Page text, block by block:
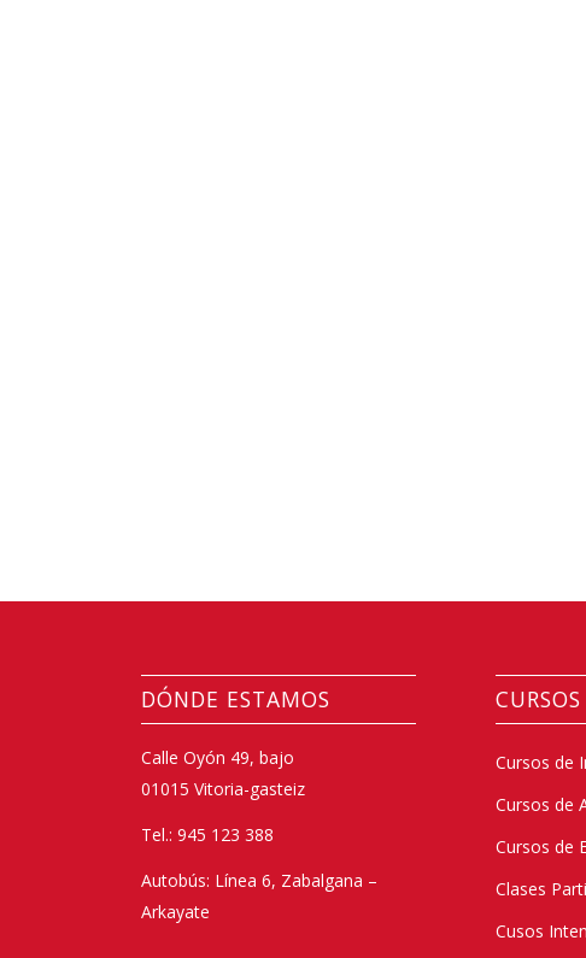
DÓNDE ESTAMOS
Calle Oyón 49, bajo
01015 Vitoria-gasteiz
Tel.: 945 123 388
Autobús: Línea 6, Zabalgana –
Arkayate
Cursos de
Cursos de
Cursos de
Clases
Cusos